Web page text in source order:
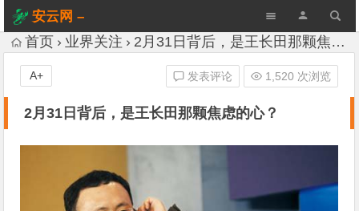
安云网 –
AnYun.ORG
首页 业界关注 2月31日背后，是王长田那颗焦虑的心？
2月31日背后，是王长田那颗焦虑的心？
发表评论 1,520 次浏览
A+